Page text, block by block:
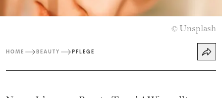
© Unsplash
HOME BEAUTY PFLEGE